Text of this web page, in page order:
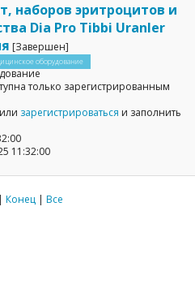
| Конец | Все
наборов эритроцитов и
Dia Pro Tibbi Uranler
[Завершен]
оборудование
только зарегистрированным
или зарегистрироваться и заполнить
11:32:00